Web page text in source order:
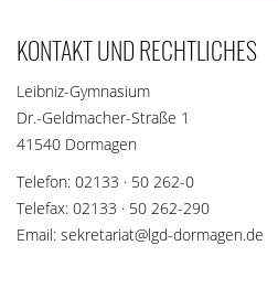
KONTAKT UND RECHTLICHES
Leibniz-Gymnasium
Dr.-Geldmacher-Straße 1
41540 Dormagen
Telefon: 02133 · 50 262-0
Telefax: 02133 · 50 262-290
Email: sekretariat@lgd-dormagen.de